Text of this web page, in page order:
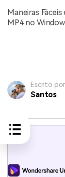
Maneiras
MP4 no
Escrito por
Santos